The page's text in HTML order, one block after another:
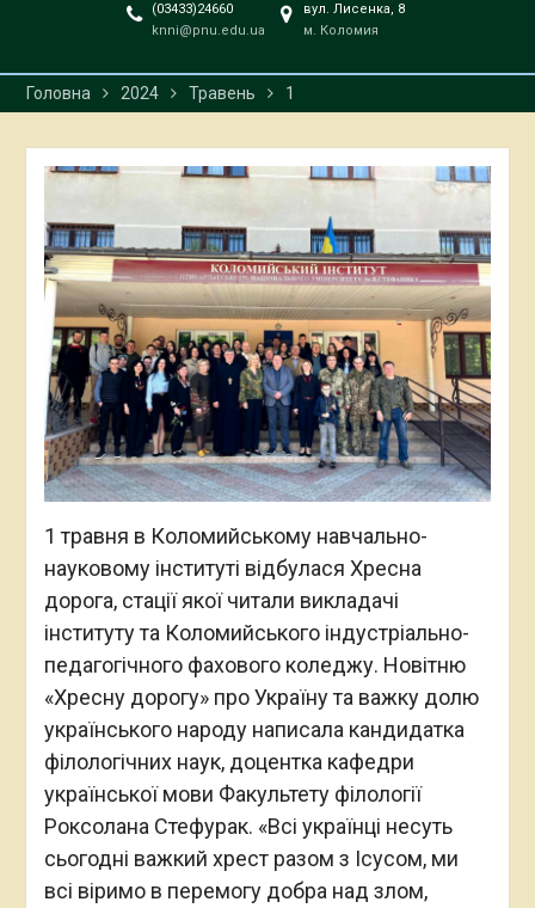
(03433)24660
knni@pnu.edu.ua
вул. Лисенка, 8
м. Коломия
Головна 2024 Травень 1
1 травня в Коломийському навчально-
науковому інституті відбулася Хресна
дорога, стації якої читали викладачі
інституту та Коломийського індустріально-
педагогічного фахового коледжу. Новітню
«Хресну дорогу» про Україну та важку долю
українського народу написала кандидатка
філологічних наук, доцентка кафедри
української мови Факультету філології
Роксолана Стефурак. «Всі українці несуть
сьогодні важкий хрест разом з Ісусом, ми
всі віримо в перемогу добра над злом,